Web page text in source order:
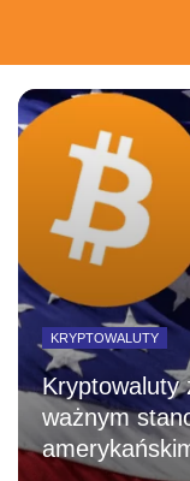
KRYPTOWALUTY
Kryptowaluty
ważnym